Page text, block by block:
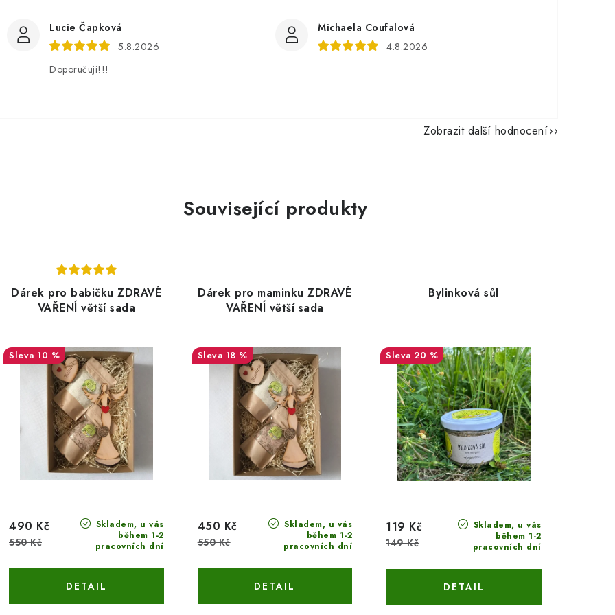
Lucie Čapková
5.8.2026
Doporučuji!!!
Michaela Coufalová
4.8.2026
Zobrazit další hodnocení
Související produkty
Dárek pro babičku ZDRAVÉ
VAŘENÍ větší sada
10 %
Skladem, u vás
během 1-2
pracovních dní
490 Kč
550 Kč
Dárek pro maminku ZDRAVÉ
VAŘENÍ větší sada
18 %
Skladem, u vás
během 1-2
pracovních dní
450 Kč
550 Kč
Bylinková sůl
20 %
Skladem, u vás
během 1-2
pracovních dní
119 Kč
149 Kč